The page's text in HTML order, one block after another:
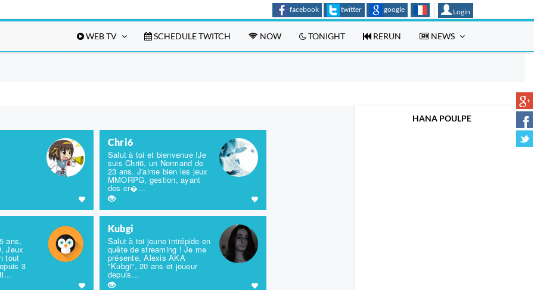
Login
facebook twitter google
WEB TV SCHEDULE TWITCH NOW TONIGHT RERUN NEWS
HANA POULPE
Chri6
Salut à toi et bienvenue !Je
suis Chri6, un Normand de
23 ans. J'aime bien les jeux
MMORPG, gestion, ayant
des cr�...
ans,
Jeux
tout
3
Kubgi
Salut à toi jeune intrépide en
quête de streaming ! Je me
présente, Alexis AKA
"Kubgi", 20 ans et joueur
depuis...